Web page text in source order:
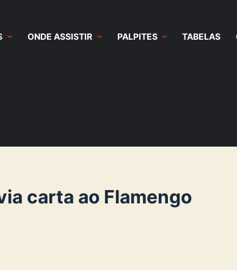
ONDE ASSISTIR PALPITES TABELAS
carta ao Flamengo